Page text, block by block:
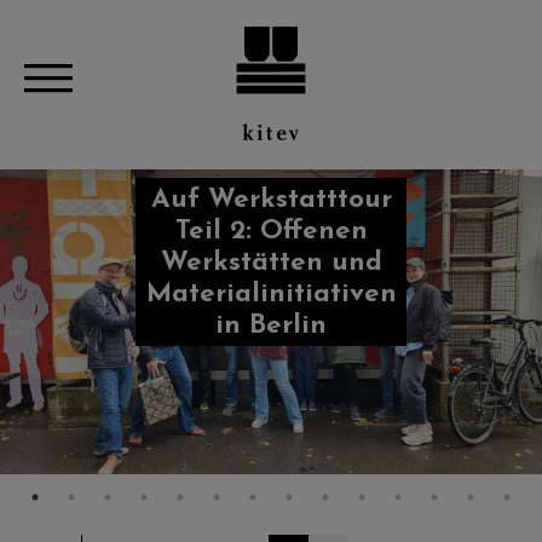
Auf Werkstatttour
Teil 2: Offenen
Werkstätten und
Materialinitiativen
in Berlin